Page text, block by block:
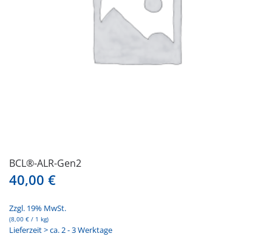
BCL®-ALR-Gen2
40,00 €
Zzgl. 19% MwSt.
(8,00 € / 1 kg)
Lieferzeit > ca. 2 - 3 Werktage